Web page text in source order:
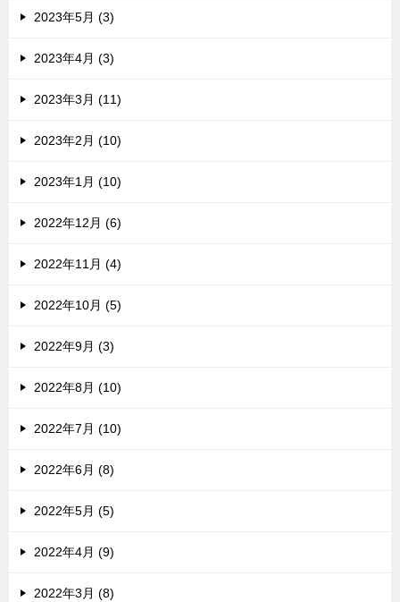
2023年5月 (3)
2023年4月 (3)
2023年3月 (11)
2023年2月 (10)
2023年1月 (10)
2022年12月 (6)
2022年11月 (4)
2022年10月 (5)
2022年9月 (3)
2022年8月 (10)
2022年7月 (10)
2022年6月 (8)
2022年5月 (5)
2022年4月 (9)
2022年3月 (8)